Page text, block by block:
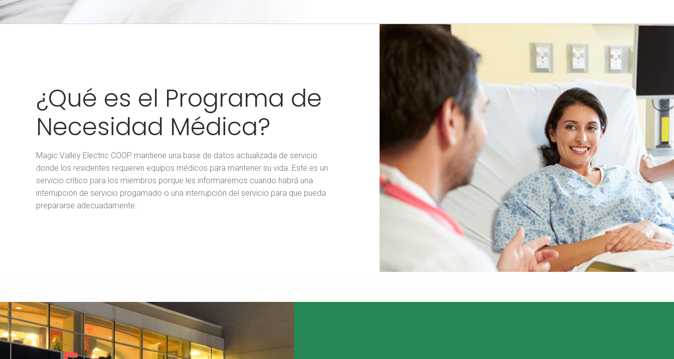
¿Qué es el Programa de
Necesidad Médica?
Magic Valley Electric COOP mantiene una base de datos actualizada de servicio
donde los residentes requieren equipos médicos para mantener su vida. Este es un
servicio crítico para los miembros porque les informaremos cuando habrá una
interrupción de servicio progamado o una interrupción del servicio para que pueda
prepararse adecuadamente.